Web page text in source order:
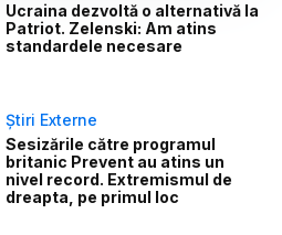
Ucraina dezvoltă o alternativă la
Patriot. Zelenski: Am atins
standardele necesare
Știri Externe
Sesizările către programul
britanic Prevent au atins un
nivel record. Extremismul de
dreapta, pe primul loc